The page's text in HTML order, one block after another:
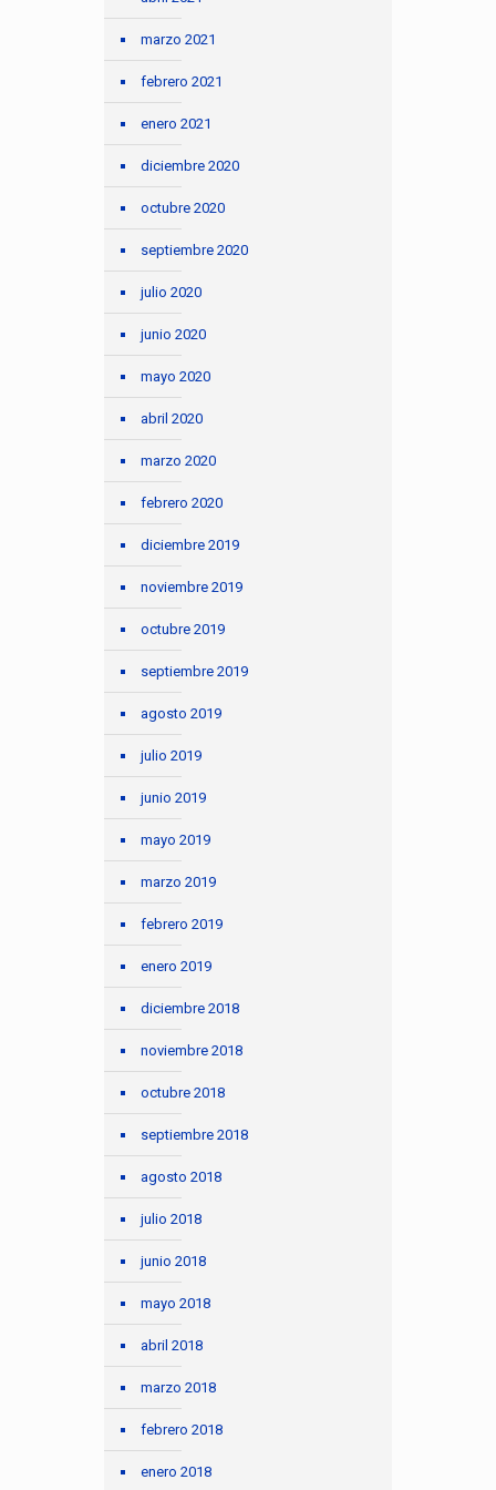
marzo 2021
febrero 2021
enero 2021
diciembre 2020
octubre 2020
septiembre 2020
julio 2020
junio 2020
mayo 2020
abril 2020
marzo 2020
febrero 2020
diciembre 2019
noviembre 2019
octubre 2019
septiembre 2019
agosto 2019
julio 2019
junio 2019
mayo 2019
marzo 2019
febrero 2019
enero 2019
diciembre 2018
noviembre 2018
octubre 2018
septiembre 2018
agosto 2018
julio 2018
junio 2018
mayo 2018
abril 2018
marzo 2018
febrero 2018
enero 2018